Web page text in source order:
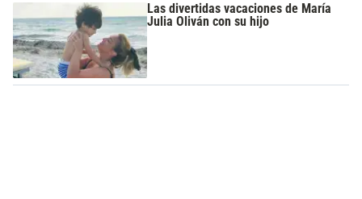
Las divertidas vacaciones de María
Julia Oliván con su hijo